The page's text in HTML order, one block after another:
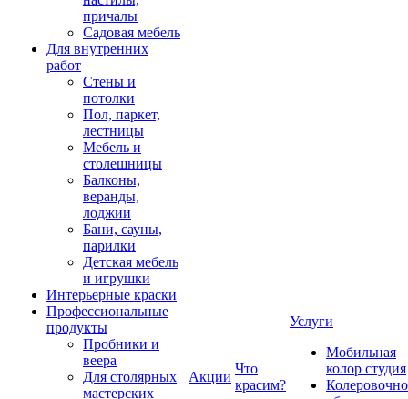
причалы
Садовая мебель
Для внутренних
работ
Стены и
потолки
Пол, паркет,
лестницы
Мебель и
столешницы
Балконы,
веранды,
лоджии
Бани, сауны,
парилки
Детская мебель
и игрушки
Интерьерные краски
Профессиональные
продукты
Пробники и
веера
Для столярных
мастерских
Акции
Что
красим?
Услуги
Мобильная
колор студия